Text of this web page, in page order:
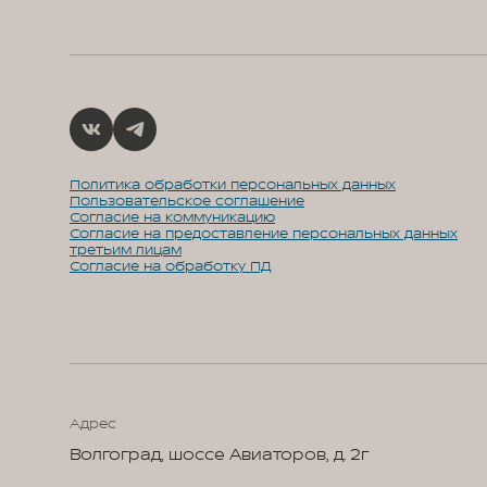
Политика обработки персональных данных
Пользовательское соглашение
Согласие на коммуникацию
Согласие на предоставление персональных данных
третьим лицам
Согласие на обработку ПД
Адрес
Волгоград, шоссе Авиаторов, д. 2г